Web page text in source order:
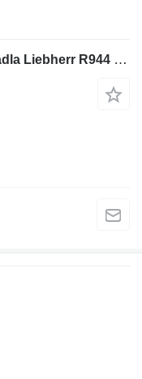
Liebherr Console 8007395 na rýpadla Liebherr R944 / R954B / R944B / R954